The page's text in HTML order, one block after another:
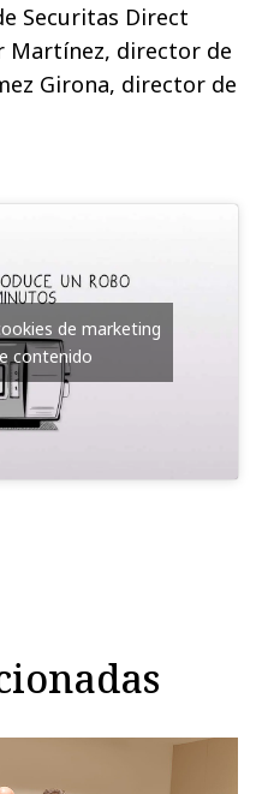
Securitas Direct
Martínez, director de
Girona, director de
de marketing
contenido